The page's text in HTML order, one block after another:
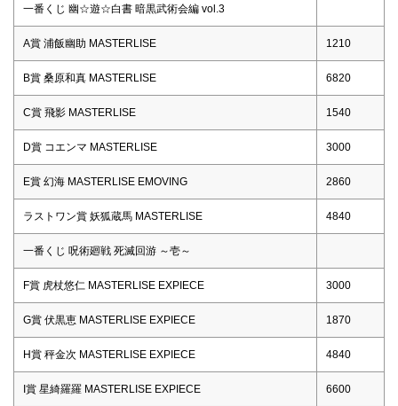
一番くじ 幽☆遊☆白書 暗黒武術会編 vol.3
A賞 浦飯幽助 MASTERLISE 1210
B賞 桑原和真 MASTERLISE 6820
C賞 飛影 MASTERLISE 1540
D賞 コエンマ MASTERLISE 3000
E賞 幻海 MASTERLISE EMOVING 2860
ラストワン賞 妖狐蔵馬 MASTERLISE 4840
一番くじ 呪術廻戦 死滅回游 ～壱～
F賞 虎杖悠仁 MASTERLISE EXPIECE 3000
G賞 伏黒恵 MASTERLISE EXPIECE 1870
H賞 秤金次 MASTERLISE EXPIECE 4840
I賞 星綺羅羅 MASTERLISE EXPIECE 6600